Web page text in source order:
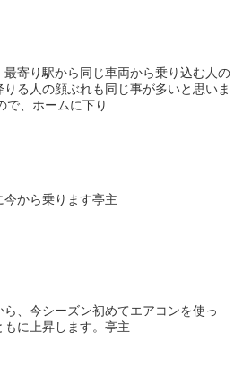
寄り駅から同じ車両から乗り込む人の
る人の顔ぶれも同じ事が多いと思いま
で、ホームに下り...
から乗ります亭主
、今シーズン初めてエアコンを使っ
に上昇します。亭主